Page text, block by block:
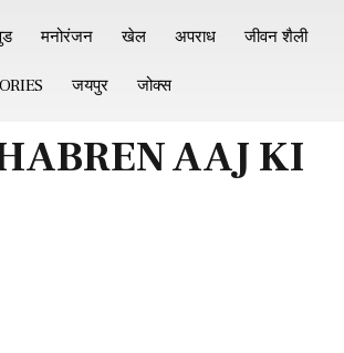
मनोरंजन खेल अपराध जीवन शैली
जयपुर जोक्स
AAJ KI